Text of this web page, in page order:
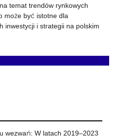
temat trendów rynkowych
może być istotne dla
inwestycji i strategii na polskim
wezwań: W latach 2019–2023